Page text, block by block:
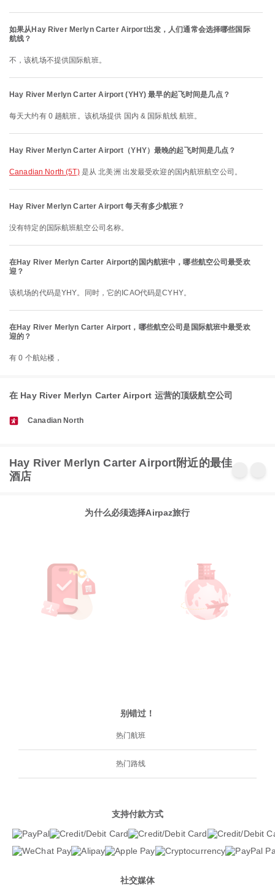
如果从Hay River Merlyn Carter Airport出发，人们通常会选择哪些国际
航线？
不，该机场不提供国际航班。
Hay River Merlyn Carter Airport (YHY) 最早的起飞时间是几点？
每天大约有 0 趟航班。该机场提供 国内 & 国际航线 航班。
Hay River Merlyn Carter Airport（YHY）最晚的起飞时间是几点？
Canadian North (5T)是从 北美洲 出发最受欢迎的国内航班航空公司。
Hay River Merlyn Carter Airport 每天有多少航班？
没有特定的国际航班航空公司名称。
在Hay River Merlyn Carter Airport的国内航班中，哪些航空公司最受欢
迎？
该机场的代码是YHY。同时，它的ICAO代码是CYHY。
在Hay River Merlyn Carter Airport，哪些航空公司是国际航班中最受欢
迎的？
有 0 个航站楼，
在 Hay River Merlyn Carter Airport 运营的顶级航空公司
Canadian North
Hay River Merlyn Carter Airport附近的最佳
酒店
为什么必须选择Airpaz旅行
别错过！
热门航班
热门路线
支持付款方式
社交媒体